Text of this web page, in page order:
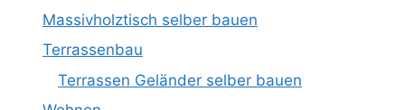
Massivholztisch selber bauen
Terrassenbau
Terrassen Geländer selber bauen